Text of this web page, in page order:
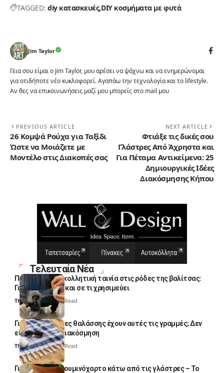
TAGGED: diy κατασκευές DIY κοσμήματα με φυτά
Jim Taylor
Γεια σου είμαι ο Jim Taylor, μου αρέσει να ψάχνω και να ενημερώνομαι
για οτιδήποτε νέο κυκλοφορεί. Αγαπάω την τεχνολογία και το lifestyle.
Αν θες να επικοινωνήσεις μαζί μου μπορείς στο mail μου
PREVIOUS ARTICLE
26 Κομψά Ρούχα για Ταξίδι
Ώστε να Μοιάζετε με
Μοντέλο στις Διακοπές σας
NEXT ARTICLE
Φτιάξε τις δικές σου
Γλάστρες Από Άχρηστα και
Για Πέταμα Αντικείμενα: 25
Δημιουργικές Ιδέες
Διακόσμησης Κήπου
Τελευταία Νέα
Πολλοί βάζουν κολλητική ταινία στις ρόδες της βαλίτσας:
Γιατί το κάνουν και σε τι χρησιμεύει
Thali Ombre 4 Min Read
Γιατί οι πετσέτες θαλάσσης έχουν αυτές τις γραμμές; Δεν
είναι μόνο για διακόσμηση
Thali Ombre5 Min Read
Γιατί βάζουν αλουμινόχαρτο κάτω από τις γλάστρες – Το